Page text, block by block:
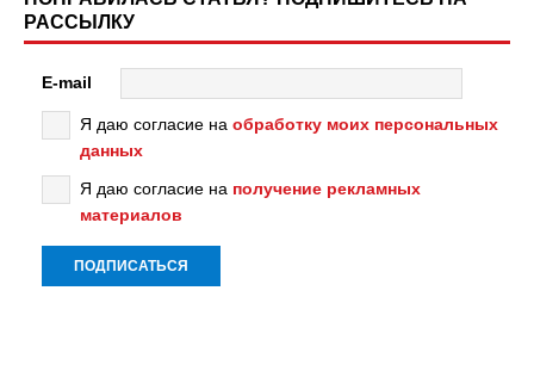
РАССЫЛКУ
E-mail
Я даю согласие на обработку моих персональных
данных
Я даю согласие на получение рекламных
материалов